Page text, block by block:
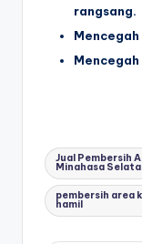
rangsang.
Tags:
Jual Pembersih
Minahasa
pembersih area
hamil